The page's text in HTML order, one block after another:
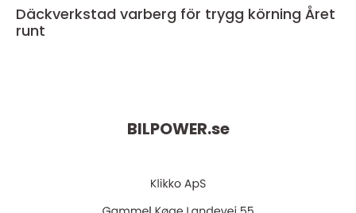
Däckverkstad varberg för trygg körning Året
runt
BILPOWER.se